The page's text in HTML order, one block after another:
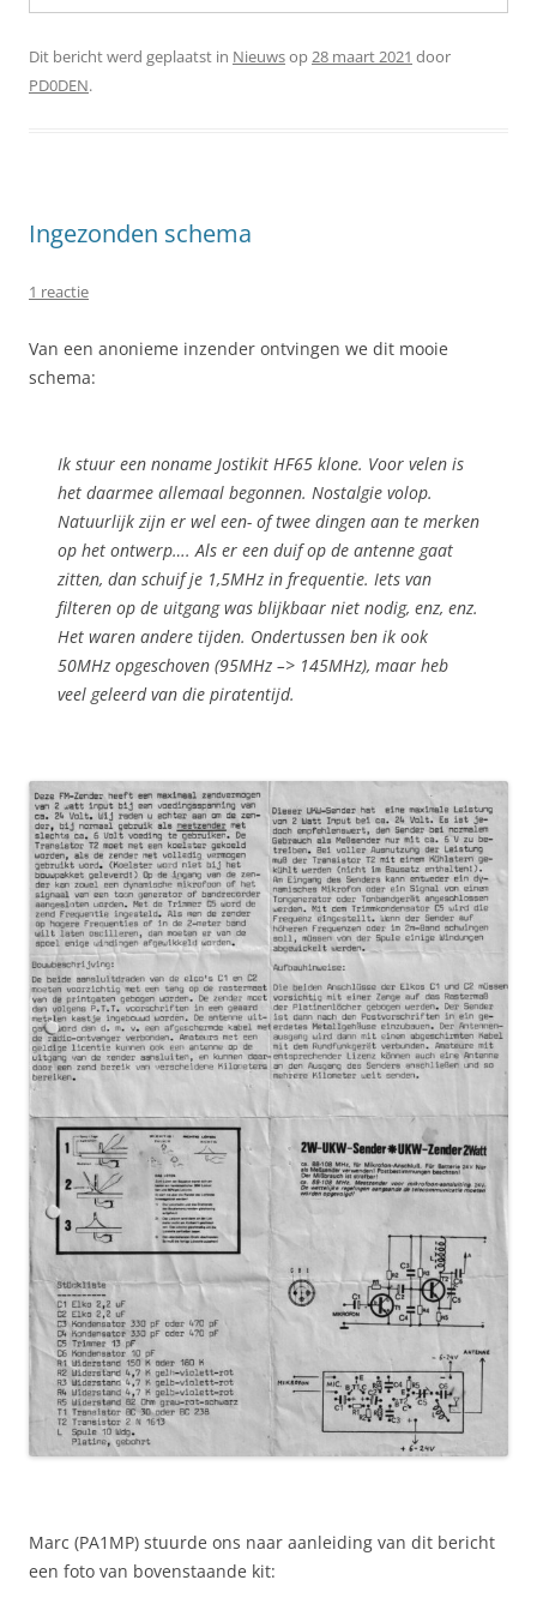
Dit bericht werd geplaatst in Nieuwsop28 maart 2021 door
PD0DEN.
Ingezonden schema
1 reactie
Van een anonieme inzender ontvingen we dit mooie
schema:
Ik stuur een noname Jostikit HF65 klone. Voor velen is
het daarmee allemaal begonnen. Nostalgie volop.
Natuurlijk zijn er wel een- of twee dingen aan te merken
op het ontwerp…. Als er een duif op de antenne gaat
zitten, dan schuif je 1,5MHz in frequentie. Iets van
filteren op de uitgang was blijkbaar niet nodig, enz, enz.
Het waren andere tijden. Ondertussen ben ik ook
50MHz opgeschoven (95MHz –> 145MHz), maar heb
veel geleerd van die piratentijd.
Marc (PA1MP) stuurde ons naar aanleiding van dit bericht
een foto van bovenstaande kit: